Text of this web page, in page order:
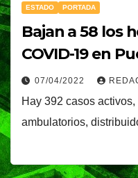
ESTADO PORTADA
Bajan a 58 los
COVID-19 en
07/04/2022
Hay 392 casos
ambulatorios,